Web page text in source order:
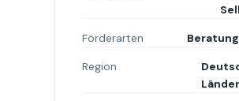
Förderarten
Region